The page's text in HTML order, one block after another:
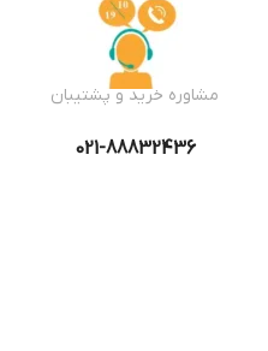
مشاوره خرید و پشتیبان
021-88832436